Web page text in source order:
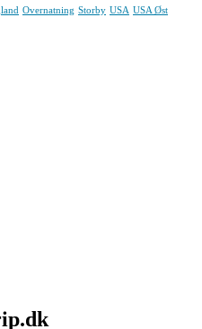
Overnatning Storby USA USA Øst